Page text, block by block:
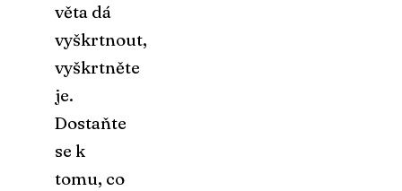
věta dá
vyškrtnout,
vyškrtněte
je.
Dostaňte
se k
tomu, co